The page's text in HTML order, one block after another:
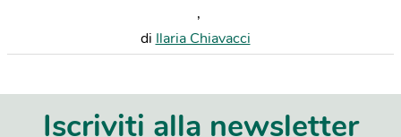
,
di Ilaria Chiavacci
Iscriviti alla newsletter